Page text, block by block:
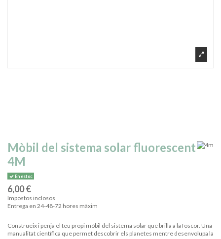
Mòbil del sistema solar fluorescent
4M
En estoc
6,00 €
Impostos inclosos
Entrega en 24-48-72 hores màxim
Construeix i penja el teu propi mòbil del sistema solar que brilla a la foscor. Una
manualitat científica que permet descobrir els planetes mentre desenvolupa la